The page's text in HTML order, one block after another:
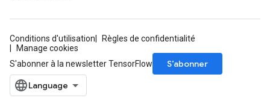
Conditions d'utilisation
Règles de confidentialité
Manage cookies
S'abonner à la newsletter TensorFlow
S’abonner